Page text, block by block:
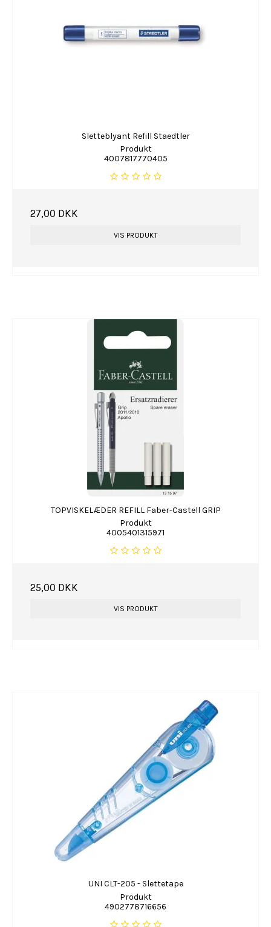
Sletteblyant Refill Staedtler
Produkt
4007817770405
27,00 DKK
VIS PRODUKT
TOPVISKELÆDER REFILL Faber-Castell GRIP
Produkt
4005401315971
25,00 DKK
VIS PRODUKT
UNI CLT-205 - Slettetape
Produkt
4902778716656